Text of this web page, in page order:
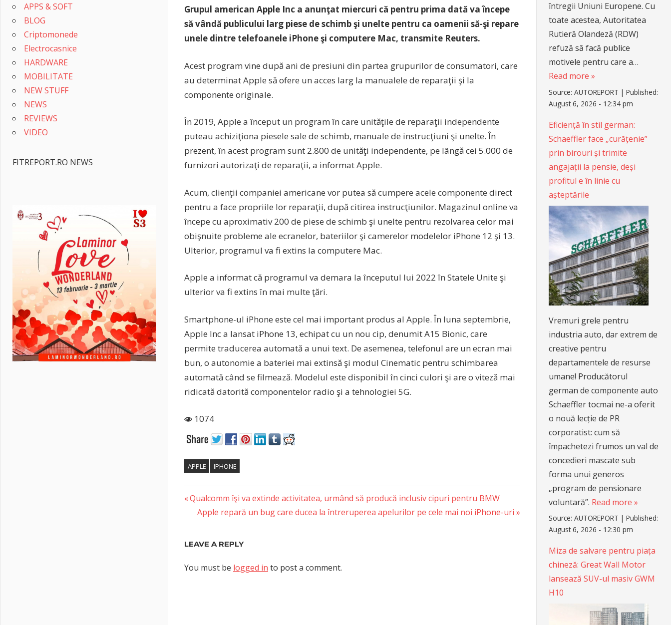
Grupul american Apple Inc a anunţat miercuri că pentru prima dată va începe
să vândă publicului larg piese de schimb şi unelte pentru ca oamenii să-şi repare
unele dintre telefoanele iPhone şi computere Mac, transmite Reuters.
Acest program vine după ani de presiuni din partea grupurilor de consumatori, care
au determinat Apple să ofere un acces larg la manualele de reparaţii şi la
componente originale.
În 2019, Apple a început un program în care unităţile de reparaţii independente
puteau achiziţiona piesele sale de schimb, manuale de instrucţiuni şi unelte. În
prezent, în acest program sunt 2.800 de unităţi independente, pe lângă cei 5.000 de
furnizori autorizaţi de reparaţii, a informat Apple.
Acum, clienţii companiei americane vor putea să cumpere acele componente direct
pentru a face propriile lor reparaţii, după citirea instrucţiunilor. Magazinul online va
începe cu aproximativ 200 de piese de schimb şi unelte pentru rezolvarea celor mai
obişnuite probleme ale ecranelor, bateriilor şi camerelor modelelor iPhone 12 şi 13.
Ulterior, programul va fi extins la computere Mac.
Apple a informat că programul va demara la începutul lui 2022 în Statele Unite şi
ulterior va fi extins în mai multe ţări.
Smartphone-ul iPhone este cel mai important produs al Apple. În luna septembrie,
Apple Inc a lansat iPhone 13, echipat cu un nou cip, denumit A15 Bionic, care
permite traducerea automată a unui text. De asemenea, telefonul are un ecran mai
bun, o autonomie a bateriei mai extinsă şi modul Cinematic pentru schimbarea
automată când se filmează. Modelul este disponibil în cinci culori şi are o viteză mai
ridicată datorită componentelor radio şi a tehnologiei 5G.
1074
APPLE IPHONE
Post
navigation
Previous
Post:
Qualcomm îşi va extinde activitatea, urmând să producă inclusiv cipuri pentru BMW
Next
Apple repară un bug care ducea la întreruperea apelurilor pe cele mai noi iPhone-uri
LEAVE A REPLY
You must be logged in to post a comment.
APPS & SOFT
BLOG
Criptomonede
Electrocasnice
HARDWARE
MOBILITATE
NEW STUFF
NEWS
REVIEWS
VIDEO
FITREPORT.RO NEWS
întregii Uniuni Europene. Cu
toate acestea, Autoritatea
Rutieră Olandeză (RDW)
refuză să facă publice
motivele pentru care a…
Read more »
Source:AUTOREPORT |Published:
August 6, 2026 - 12:34 pm
Eficiență în stil german:
Schaeffler face „curățenie”
prin birouri și trimite
angajații la pensie, deși
profitul e în linie cu
așteptările
Vremuri grele pentru
industria auto, dar extrem de
creative pentru
departamentele de resurse
umane! Producătorul
german de componente auto
Schaeffler tocmai ne-a oferit
o nouă lecție de PR
corporatist: cum să
împachetezi frumos un val de
concedieri mascate sub
forma unui generos
„program de pensionare
voluntară”. Read more »
Source:AUTOREPORT |Published:
August 6, 2026 - 12:30 pm
Miza de salvare pentru piața
chineză: Great Wall Motor
lansează SUV-ul masiv GWM
H10